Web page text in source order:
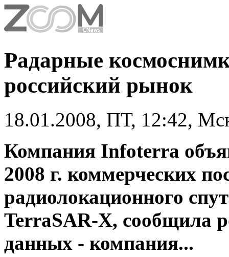
Радарные
российский рынок
18.01.2008, ПТ, 12:42,
Компания Infoterra
2008 г. коммерческих
радиолокационного
TerraSAR-X, сообщила
данных - компания...